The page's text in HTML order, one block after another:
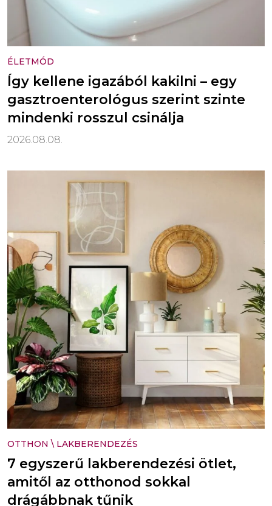
ÉLETMÓD
Így kellene igazából kakilni – egy
gasztroenterológus szerint szinte
mindenki rosszul csinálja
2026.08.08.
OTTHON \ LAKBERENDEZÉS
7 egyszerű lakberendezési ötlet,
amitől az otthonod sokkal
drágábbnak tűnik